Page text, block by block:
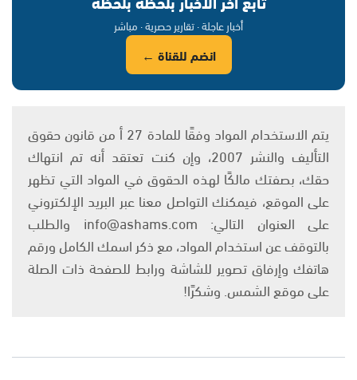
أخبار عاجلة · تقارير حصرية · مباشر
انضم للقناة ←
يتم الاستخدام المواد وفقًا للمادة 27 أ من قانون حقوق
التأليف والنشر 2007، وإن كنت تعتقد أنه تم انتهاك
حقك، بصفتك مالكًا لهذه الحقوق في المواد التي تظهر
على الموقع، فيمكنك التواصل معنا عبر البريد الإلكتروني
على العنوان التالي: info@ashams.com والطلب
بالتوقف عن استخدام المواد، مع ذكر اسمك الكامل ورقم
هاتفك وإرفاق تصوير للشاشة ورابط للصفحة ذات الصلة
على موقع الشمس. وشكرًا!